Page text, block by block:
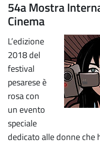
54a Mostra
Cinema
L’edizione
2018 del
festival
pesarese è
rosa con
un evento
speciale
dedicato alle donne